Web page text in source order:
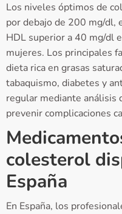
Los niveles óptimos de
por debajo de 200 mg/dl,
HDL superior a 40 mg/dl
mujeres. Los principales
dieta rica en grasas
tabaquismo, diabetes y
regular mediante análisis
prevenir complicaciones
colesterol
España
En España, los